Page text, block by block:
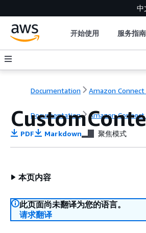
中
开始使用 服务指南
Documentation Amazon
Documentation Amazon
PDF Markdown 聚焦模式
本页内容
此页面尚未翻译为您的语言。
请求翻译